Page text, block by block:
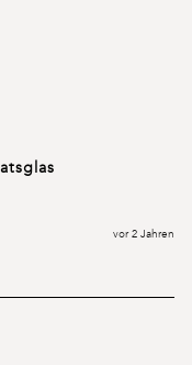
vor 2 Jahren